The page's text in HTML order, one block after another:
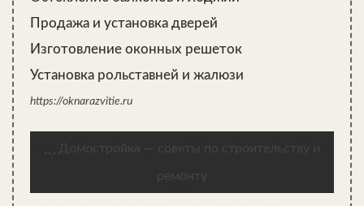
Продажа и установка дверей
Изготовление оконных решеток
Установка рольставней и жалюзи
https://oknarazvitie.ru
Домостройка — советы по строительству и
ремонту